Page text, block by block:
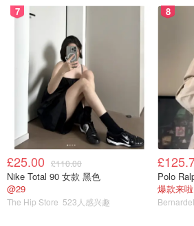
图片来自于timeout ，版权属
电影院有多种会员类型，对 25岁以
7
£25.00 £110.00
Nike Total 90 女款 黑色
@29
The Hip Store 523人感兴趣
8
爆款来啦